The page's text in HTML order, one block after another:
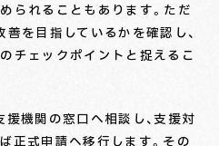
られることもあります。ただ
善を目指しているかを確認し、
チェックポイントと捉えるこ
援機関の窓口へ相談し、支援対
正式申請へ移行します。その